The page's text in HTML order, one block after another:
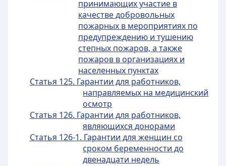
принимающих участие в
качестве добровольных
пожарных в мероприятиях по
предупреждению и тушению
степных пожаров, а также
пожаров в организациях и
населенных пунктах
Статья 125. Гарантии для работников,
направляемых на медицинский
осмотр
Статья 126. Гарантии для работников,
являющихся донорами
Статья 126-1. Гарантии для женщин со
сроком беременности до
двенадцати недель